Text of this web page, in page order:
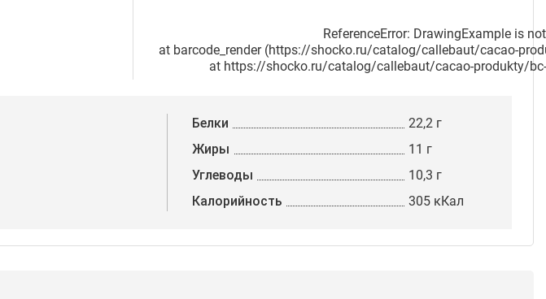
ReferenceError: DrawingExample is
at barcode_render (https://shocko.ru/catalog/callebaut/cacao-
at https://shocko.ru/catalog/callebaut/cacao-produkty/
Белки
22,2 г
Жиры
11 г
Углеводы
10,3 г
Калорийность
305 кКал